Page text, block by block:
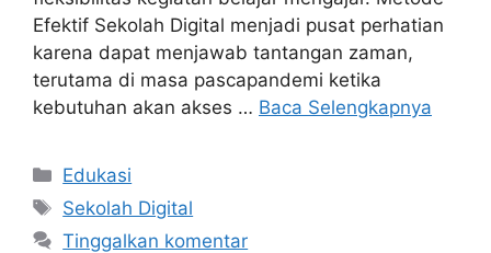
Efektif Sekolah Digital menjadi pusat perhatian
karena dapat menjawab tantangan zaman,
terutama di masa pascapandemi ketika
kebutuhan akan akses … Baca Selengkapnya
Kategori
Edukasi
Tag
Sekolah Digital
Tinggalkan komentar